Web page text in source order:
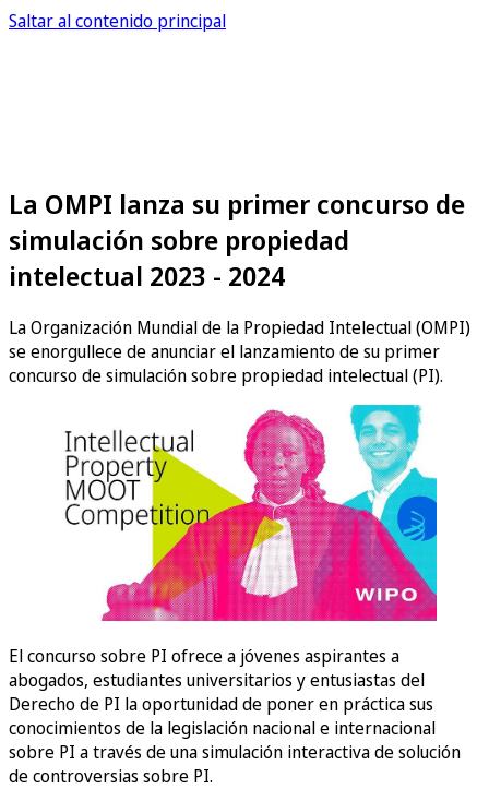
Saltar al contenido principal
La OMPI lanza su primer concurso de
simulación sobre propiedad
intelectual 2023 - 2024
La Organización Mundial de la Propiedad Intelectual (OMPI)
se enorgullece de anunciar el lanzamiento de su primer
concurso de simulación sobre propiedad intelectual (PI).
El concurso sobre PI ofrece a jóvenes aspirantes a
abogados, estudiantes universitarios y entusiastas del
Derecho de PI la oportunidad de poner en práctica sus
conocimientos de la legislación nacional e internacional
sobre PI a través de una simulación interactiva de solución
de controversias sobre PI.